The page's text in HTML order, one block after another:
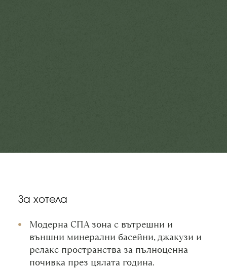
За хотела
Модерна СПА зона с вътрешни и
външни минерални басейни, джакузи и
релакс пространства за пълноценна
почивка през цялата година.